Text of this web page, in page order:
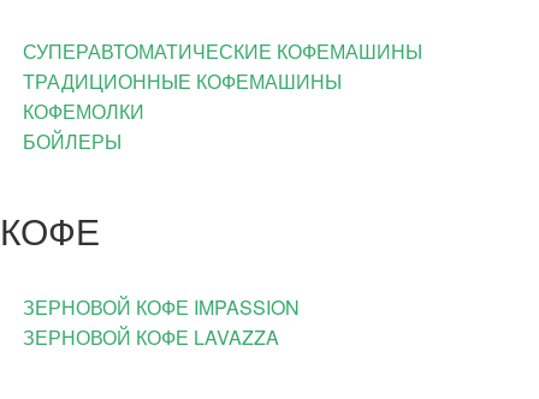
СУПЕРАВТОМАТИЧЕСКИЕ КОФЕМАШИНЫ
ТРАДИЦИОННЫЕ КОФЕМАШИНЫ
КОФЕМОЛКИ
БОЙЛЕРЫ
КОФЕ
ЗЕРНОВОЙ КОФЕ IMPASSION
ЗЕРНОВОЙ КОФЕ LAVAZZA